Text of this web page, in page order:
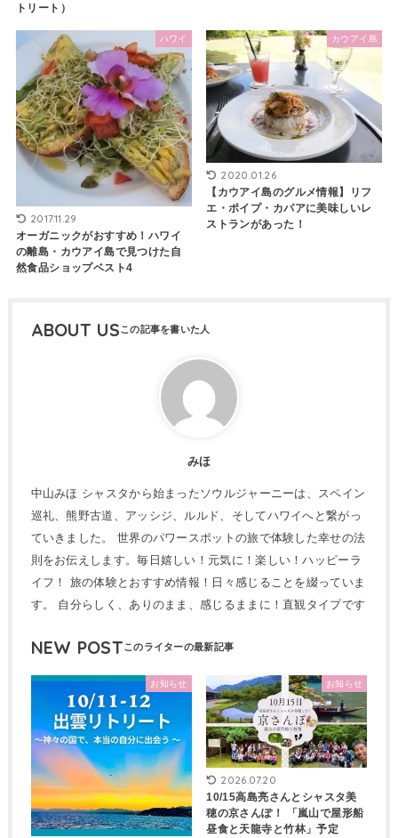
トリート）
ハワイ
2017.11.29
オーガニックがおすすめ！ハワイ
の離島・カウアイ島で見つけた自
然食品ショップベスト4
カウアイ島
2020.01.26
【カウアイ島のグルメ情報】リフ
エ・ポイプ・カパアに美味しいレ
ストランがあった！
ABOUT US
みほ
中山みほ シャスタから始まったソウルジャーニーは、スペイン
巡礼、熊野古道、アッシジ、ルルド、そしてハワイへと繋がっ
ていきました。 世界のパワースポットの旅で体験した幸せの法
則をお伝えします。毎日嬉しい！元気に！楽しい！ハッピーラ
イフ！ 旅の体験とおすすめ情報！日々感じることを綴っていま
す。 自分らしく、ありのまま、感じるままに！直観タイプです
NEW POST
お知らせ お知らせ
2026.07.20
10/15高島亮さんとシャスタ美
穂の京さんぽ！ 「嵐山で屋形船
昼食と天龍寺と竹林」予定